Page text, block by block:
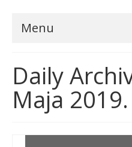
Menu
Službeni glasnici
Javne nabavke
Značajni datumi i
Daily
Maja 2019.